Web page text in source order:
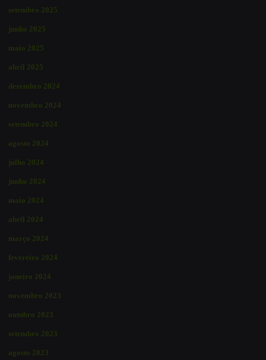
setembro 2025
junho 2025
maio 2025
abril 2025
dezembro 2024
novembro 2024
setembro 2024
agosto 2024
julho 2024
junho 2024
maio 2024
abril 2024
março 2024
fevereiro 2024
janeiro 2024
novembro 2023
outubro 2023
setembro 2023
agosto 2023